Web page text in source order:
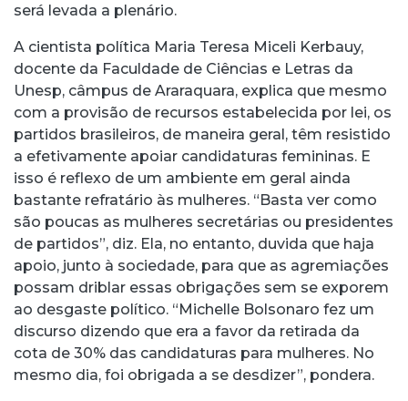
será levada a plenário.
A cientista política Maria Teresa Miceli Kerbauy,
docente da Faculdade de Ciências e Letras da
Unesp, câmpus de Araraquara, explica que mesmo
com a provisão de recursos estabelecida por lei, os
partidos brasileiros, de maneira geral, têm resistido
a efetivamente apoiar candidaturas femininas. E
isso é reflexo de um ambiente em geral ainda
bastante refratário às mulheres. “Basta ver como
são poucas as mulheres secretárias ou presidentes
de partidos”, diz. Ela, no entanto, duvida que haja
apoio, junto à sociedade, para que as agremiações
possam driblar essas obrigações sem se exporem
ao desgaste político. “Michelle Bolsonaro fez um
discurso dizendo que era a favor da retirada da
cota de 30% das candidaturas para mulheres. No
mesmo dia, foi obrigada a se desdizer”, pondera.